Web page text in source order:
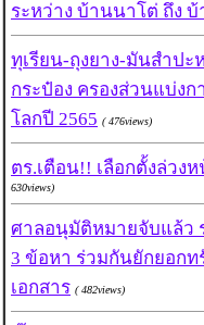
ระหว่าง บ้านนาโต่ ถึง
ทุเรียน-ถุงยาง-มันสำปะ
กระป๋อง ครองส่วนแบ่ง
โลกปี 2565 ( 476views)
ตร.เตือน!! เลือกตั้งล่วง
630views)
ศาลอนุมัติหมายจับแล้ว
3 ข้อหา ร่วมกันยักยอกท
เอกสาร ( 482views)